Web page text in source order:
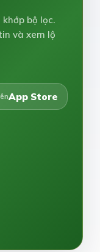
bộ lọc.
và xem lộ
App Store